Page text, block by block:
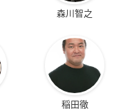
森川智之
稲田徹